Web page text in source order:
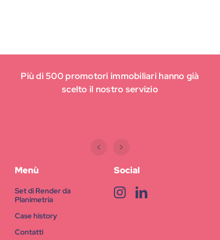
Più di 500 promotori immobiliari hanno già
scelto il nostro servizio
Menù
Set di Render da
Planimetria
Case history
Contatti
Social